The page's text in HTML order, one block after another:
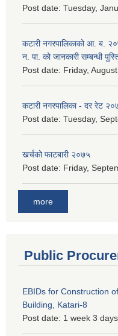
Post date: Tuesday,
कटारी नगरपालिकाको आ. ब.
न. पा. को जानकारी सम्बन्धी
Post date: Friday,
कटारी नगरपालिका - दर रेट
Post date: Tuesday,
खर्चको फाटबारी २०७५
Post date: Friday,
more
Public
EBIDs for Construction
Building, Katari-8
Post date: 1 week 3 days